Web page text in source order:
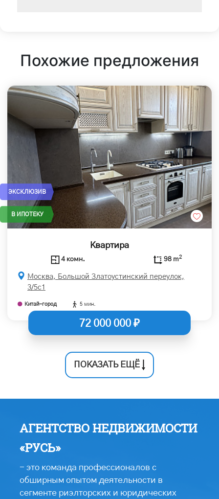
Похожие предложения
ЭКСКЛЮЗИВ
В ИПОТЕКУ
Квартира
4 комн. 98 m2
Москва, Большой Златоустинский переулок,
3/5с1
Китай-город 5 мин.
72 000 000 ₽
ПОКАЗАТЬ ЕЩЁ
АГЕНТСТВО НЕДВИЖИМОСТИ
«РУСЬ»
- это команда профессионалов с
обширным опытом деятельности в
сегменте риэлторских и юридических